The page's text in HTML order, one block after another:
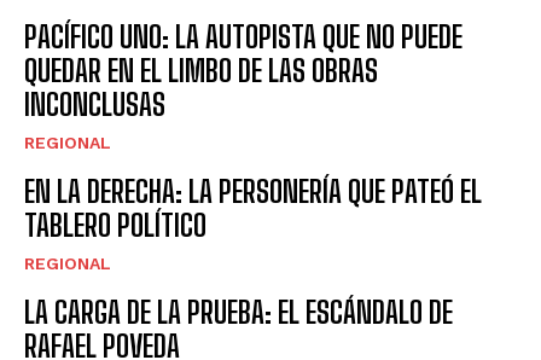
PACÍFICO UNO: LA AUTOPISTA QUE NO PUEDE
QUEDAR EN EL LIMBO DE LAS OBRAS
INCONCLUSAS
REGIONAL
EN LA DERECHA: LA PERSONERÍA QUE PATEÓ EL
TABLERO POLÍTICO
REGIONAL
LA CARGA DE LA PRUEBA: EL ESCÁNDALO DE
RAFAEL POVEDA